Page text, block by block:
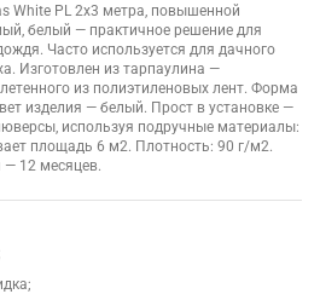
White PL 2х3 метра, повышенной
белый — практичное решение для
Часто используется для дачного
Изготовлен из тарпаулина —
из полиэтиленовых лент. Форма
изделия — белый. Прост в установке —
используя подручные материалы:
площадь 6 м2. Плотность: 90 г/м2.
— 12 месяцев.